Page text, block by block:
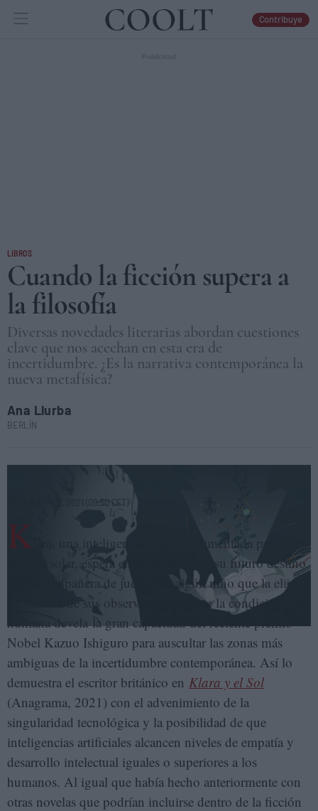
IDEAS
Contribuye
LIBROS
Cuando la ficción supera a
la filosofía
Diversas novedades literarias abordan cuestiones
clave que nos acechan en esta era de
incertidumbre. ¿Es la narrativa contemporánea la
nueva metafísica?
Ana Llurba
BERLÍN
21 DE MAYO DE 2021 (09:50 CET)
K lara, una inteligencia artificial alimentada por
energía solar, espera en un escaparate su futuro destino
como compañera de juegos de algún niño que la elija.
La lucidez de sus observaciones sobre la condición
humana devela la gran capacidad del reciente premio
Nobel Kazuo Ishiguro para auscultar las zonas más
ambiguas de la incertidumbre contemporánea. Así lo
demuestra el escritor británico en Klara y el Sol
(Anagrama, 2021) con el advenimiento de la
singularidad tecnológica y la posibilidad de que
inteligencias artificiales alcancen niveles de empatía y
desarrollo intelectual iguales o superiores a los
humanos. Al igual que había hecho anteriormente con
otras novelas que podrían incluirse dentro de la ficción